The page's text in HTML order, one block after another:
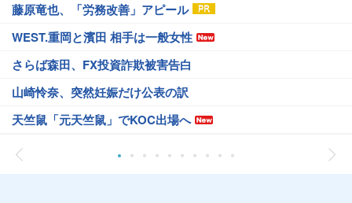
藤原竜也、「労務改善」アピール
WEST.重岡と濱田 相手は一般女性
さらば森田、FX投資詐欺被害告白
山崎怜奈、突然妊娠だけ公表の訳
天竺鼠「元天竺鼠」でKOC出場へ